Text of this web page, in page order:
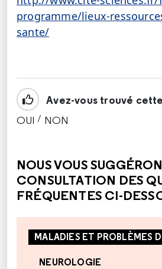
programme/lieux-
sante/
Avez-vous trouvé
OUI / NON
NOUS VOUS
CONSULTATION DES
FRÉQUENTES CI-
MALADIES ET PROBLÈMES
NEUROLOGIE